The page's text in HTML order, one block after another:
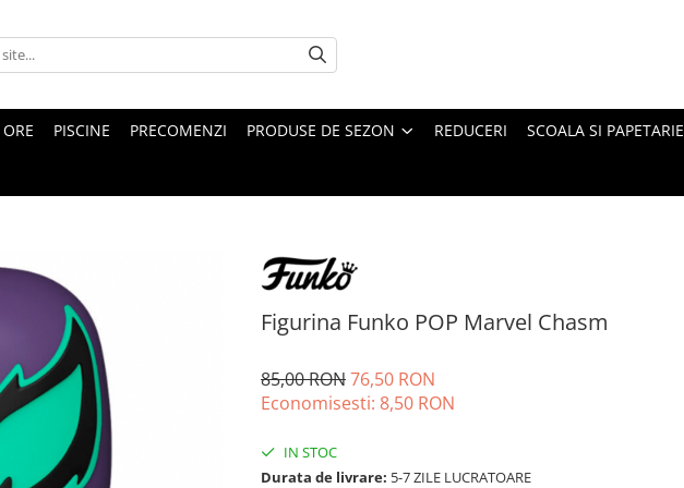
PISCINE PRECOMENZI PRODUSE DE SEZON REDUCERI SCOALA SI PAPETARIE
Figurina Funko POP Marvel Chasm
85,00 RON76,50 RON
Economisesti: 8,50 RON
IN STOC
Durata de livrare: 5-7 ZILE LUCRATOARE